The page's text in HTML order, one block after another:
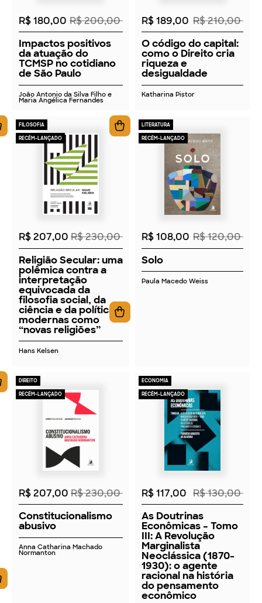
R$ 180,00 R$ 200,00
Impactos positivos
da atuação do
TCMSP no cotidiano
de São Paulo
João Antonio da Silva Filho e
Maria Angélica Fernandes
R$ 189,00 R$ 210,00
O código do capital:
como o Direito cria
riqueza e
desigualdade
Katharina Pistor
FILOSOFIA
RECÉM-LANÇADO
2026
R$ 207,00 R$ 230,00
Religião Secular: uma
polêmica contra a
interpretação
equivocada da
filosofia social, da
ciência e da política
modernas como
“novas religiões”
Hans Kelsen
LITERATURA
RECÉM-LANÇADO
2026
R$ 108,00 R$ 120,00
Solo
Paula Macedo Weiss
DIREITO
RECÉM-LANÇADO
2026
R$ 207,00 R$ 230,00
Constitucionalismo
abusivo
Anna Catharina Machado
Normanton
ECONOMIA
RECÉM-LANÇADO
2026
R$ 117,00 R$ 130,00
As Doutrinas
Econômicas – Tomo
III: A Revolução
Marginalista
Neoclássica (1870-
1930): o agente
racional na história
do pensamento
econômico